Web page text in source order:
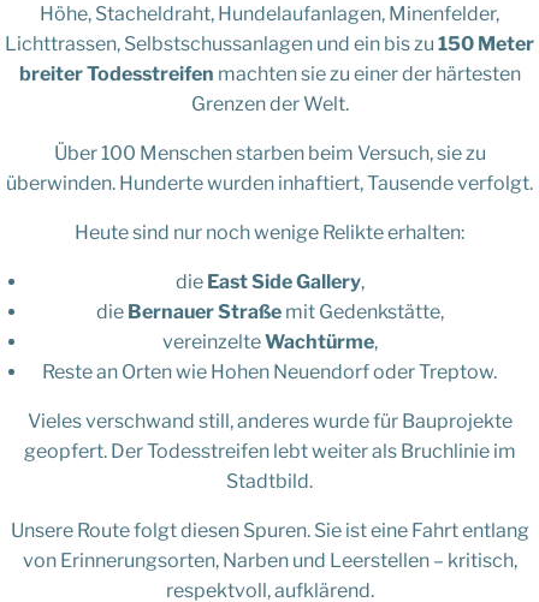
Höhe, Stacheldraht, Hundelaufanlagen, Minenfelder,
Lichttrassen, Selbstschussanlagen und ein bis zu 150 Meter
breiter Todesstreifen machten sie zu einer der härtesten
Grenzen der Welt.
Über 100 Menschen starben beim Versuch, sie zu
überwinden. Hunderte wurden inhaftiert, Tausende verfolgt.
Heute sind nur noch wenige Relikte erhalten:
die East Side Gallery,
die Bernauer Straßemit Gedenkstätte,
vereinzelteWachtürme,
Reste an Orten wie Hohen Neuendorf oder Treptow.
Vieles verschwand still, anderes wurde für Bauprojekte
geopfert. Der Todesstreifen lebt weiter als Bruchlinie im
Stadtbild.
Unsere Route folgt diesen Spuren. Sie ist eine Fahrt entlang
von Erinnerungsorten, Narben und Leerstellen – kritisch,
respektvoll, aufklärend.